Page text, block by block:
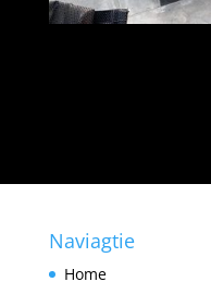
Naviagtie
Home